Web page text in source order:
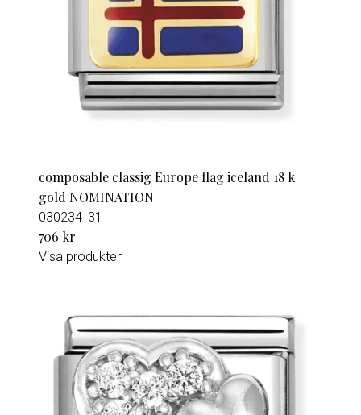
composable classig Europe flag iceland 18 k
gold NOMINATION
030234_31
706 kr
Visa produkten